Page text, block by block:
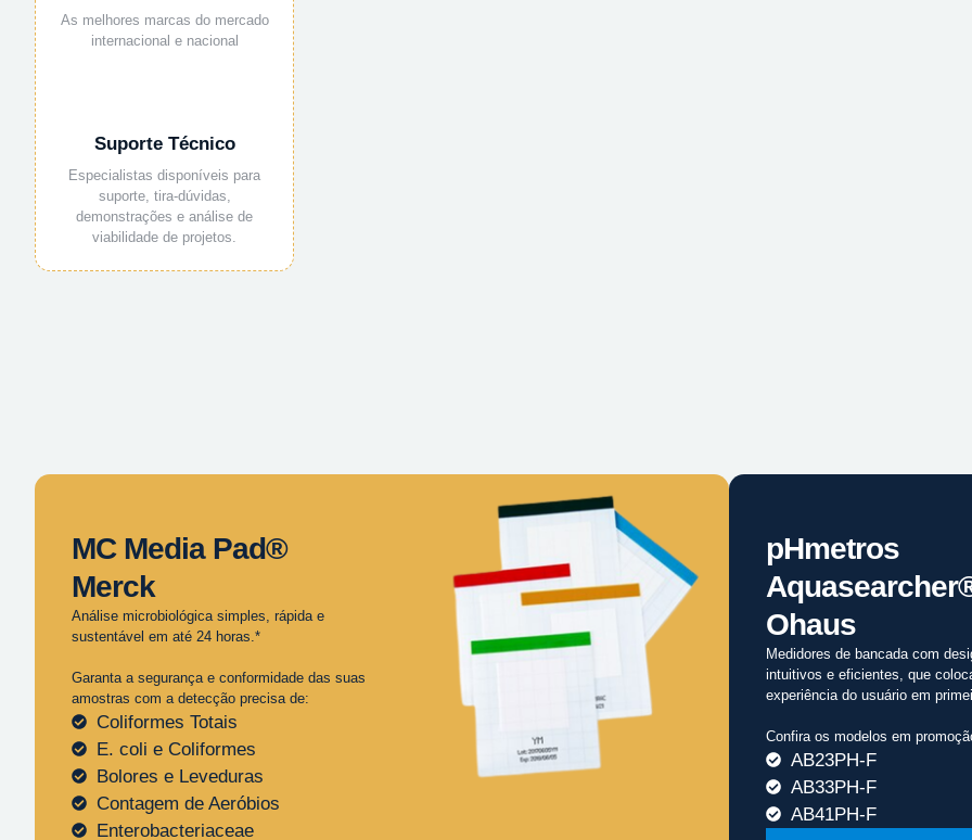
As melhores marcas do mercado
internacional e nacional
Suporte Técnico
Especialistas disponíveis para
suporte, tira-dúvidas,
demonstrações e análise de
viabilidade de projetos.
MC Media Pad®
Merck
Análise microbiológica simples, rápida e
sustentável em até 24 horas.*
Garanta a segurança e conformidade das suas
amostras com a detecção precisa de:
Coliformes Totais
E. coli e Coliformes
Bolores e Leveduras
Contagem de Aeróbios
Enterobacteriaceae
pHmetros
Ohaus
Medidores de bancada com
intuitivos e eficientes, que
experiência do usuário em
Confira os modelos em
AB23PH-F
AB33PH-F
AB41PH-F